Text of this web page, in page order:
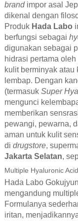
brandimpor asal
dikenal dengan
Produk Hada Labo
berfungsi sebagai
digunakan sebagai
hidrasi pertama
kulit berminyak
lembap. Dengan
(termasuk Super
mengunci
memberikan
pewangi, pewarna,
aman untuk kulit
di drugstore,
Jakarta Selatan,
Multiple Hyaluronic
Hada Labo
mengandung
Formulanya
iritan,